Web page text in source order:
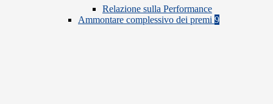
Relazione sulla Performance
Ammontare complessivo dei premi 9